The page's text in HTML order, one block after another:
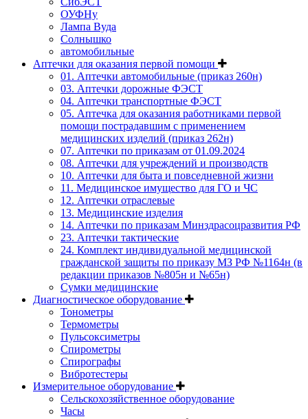
ОУФНу
Лампа Вуда
Солнышко
автомобильные
Аптечки для оказания первой помощи
01. Аптечки автомобильные (приказ 260н)
03. Аптечки дорожные ФЭСТ
04. Аптечки транспортные ФЭСТ
05. Аптечка для оказания работниками первой
помощи пострадавшим с применением
медицинских изделий (приказ 262н)
07. Аптечки по приказам от 01.09.2024
08. Аптечки для учреждений и производств
10. Аптечки для быта и повседневной жизни
11. Медицинское имущество для ГО и ЧС
12. Аптечки отраслевые
13. Медицинские изделия
14. Аптечки по приказам Минздрасоцразвития РФ
23. Аптечки тактические
24. Комплект индивидуальной медицинской
гражданской защиты по приказу МЗ РФ №1164н (в
редакции приказов №805н и №65н)
Сумки медицинские
Диагностическое оборудование
Тонометры
Термометры
Пульсоксиметры
Спирометры
Спирографы
Вибротестеры
Измерительное оборудование
Сельскохозяйственное оборудование
Часы